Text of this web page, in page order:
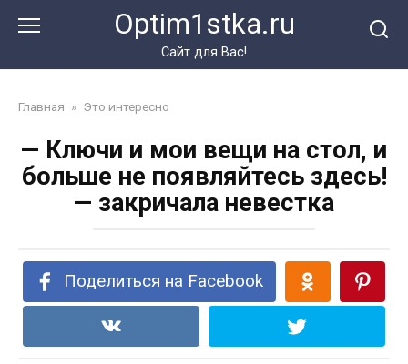
Optim1stka.ru
Сайт для Вас!
Главная » Это интересно
— Ключи и мои вещи на стол, и
больше не появляйтесь здесь!
— закричала невестка
Поделиться на Facebook